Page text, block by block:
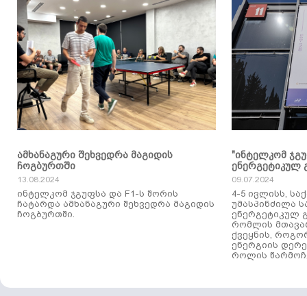
ამხანაგური შეხვედრა მაგიდის
ჩოგბურთში
13.08.2024
ინტელკომ ჯგუფსა და F1-ს შორის
ჩატარდა ამხანაგური შეხვედრა მაგიდის
ჩოგბურთში.
"ინტელკომ
ენერგეტიკულ
09.07.2024
4-5 ივლისს,
უმასპინძილა
ენერგეტიკულ
რომლის
ქვეყნის,
ენერგიის
როლის